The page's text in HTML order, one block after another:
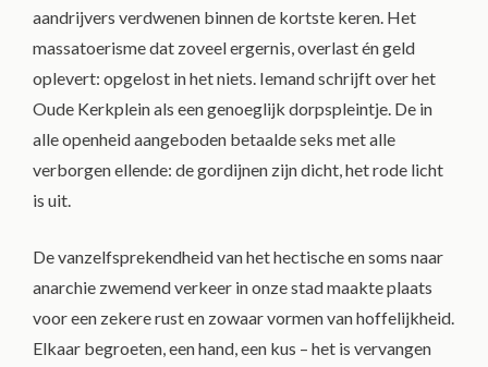
aandrijvers verdwenen binnen de kortste keren. Het
massatoerisme dat zoveel ergernis, overlast én geld
oplevert: opgelost in het niets. Iemand schrijft over het
Oude Kerkplein als een genoeglijk dorpspleintje. De in
alle openheid aangeboden betaalde seks met alle
verborgen ellende: de gordijnen zijn dicht, het rode licht
is uit.
De vanzelfsprekendheid van het hectische en soms naar
anarchie zwemend verkeer in onze stad maakte plaats
voor een zekere rust en zowaar vormen van hoffelijkheid.
Elkaar begroeten, een hand, een kus – het is vervangen